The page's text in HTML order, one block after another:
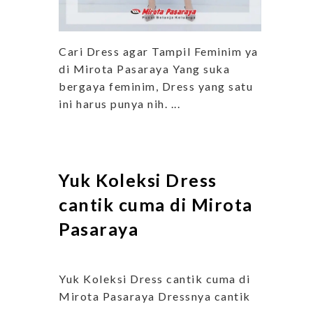
Cari Dress agar Tampil Feminim ya
di Mirota Pasaraya Yang suka
bergaya feminim, Dress yang satu
ini harus punya nih. ...
Yuk Koleksi Dress
cantik cuma di Mirota
Pasaraya
Yuk Koleksi Dress cantik cuma di
Mirota Pasaraya Dressnya cantik